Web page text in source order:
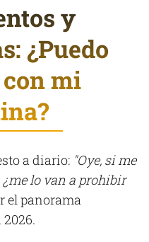
y
¿Puedo
mi
a diario: "Oye, si me
lo van a prohibir
el panorama